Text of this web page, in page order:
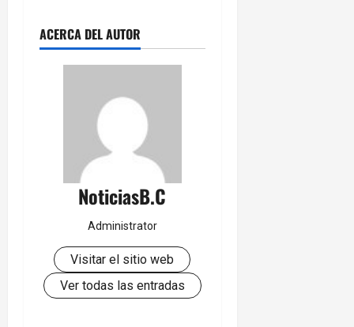
ACERCA DEL AUTOR
NoticiasB.C
Administrator
Visitar el sitio web
Ver todas las entradas